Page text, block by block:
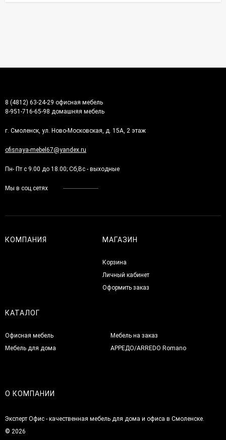
8 (4812) 63-24-29 офисная мебель
8-951-716-65-98 домашняя мебель
г. Смоленск, ул. Ново-Московская, д. 15А, 2 этаж
ofisnaya-mebel67@yandex.ru
Пн- Пт с 9.00 до 18.00; Сб,Вс - выходные
Мы в соц.сетях
КОМПАНИЯ МАГАЗИН
Корзина
Личный кабинет
Оформить заказ
КАТАЛОГ
Офисная мебель
Мебель для дома
Мебель на заказ
АРРЕДО/ARREDO Romano
О КОМПАНИИ
Эксперт Офис - качественная мебель для дома и офиса в Смоленске.
© 2026